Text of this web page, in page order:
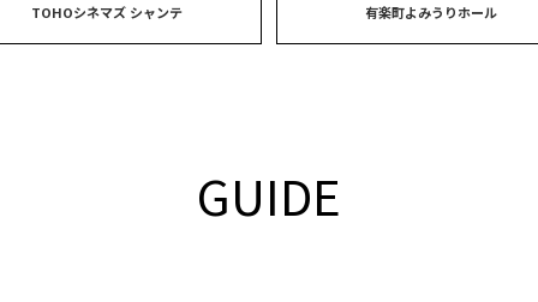
TOHOシネマズ シャンテ 有楽町よみうりホール
GUIDE